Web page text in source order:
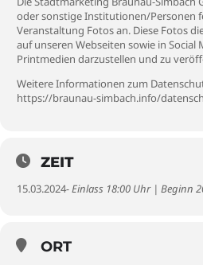
oder sonstige Institutionen/Personen
Veranstaltung Fotos an. Diese Fotos
auf unseren Webseiten sowie in Social
Printmedien darzustellen und zu
Weitere Informationen zum
https://braunau-simbach.info/
ZEIT
15.03.2024- Einlass 18:00 Uhr | Beginn
ORT